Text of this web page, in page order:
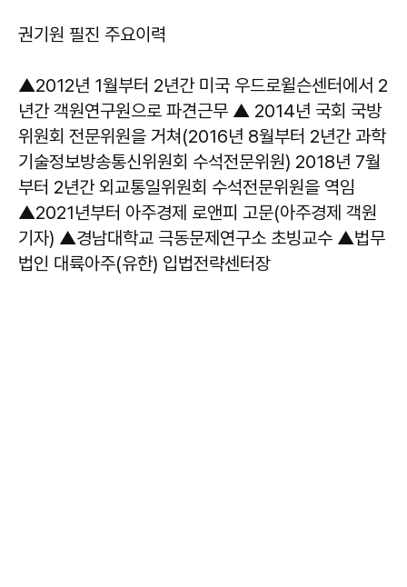
권기원 필진 주요이력
▲2012년 1월부터 2년간 미국 우드로윌슨센터에서 2
년간 객원연구원으로 파견근무 ▲ 2014년 국회 국방
위원회 전문위원을 거쳐(2016년 8월부터 2년간 과학
기술정보방송통신위원회 수석전문위원) 2018년 7월
부터 2년간 외교통일위원회 수석전문위원을 역임
▲2021년부터 아주경제 로앤피 고문(아주경제 객원
기자) ▲경남대학교 극동문제연구소 초빙교수 ▲법무
법인 대륙아주(유한) 입법전략센터장